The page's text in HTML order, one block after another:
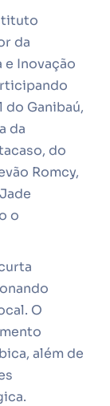
da
Inovação
do Ganibaú,
da
do
Romcy,
o
O
além de